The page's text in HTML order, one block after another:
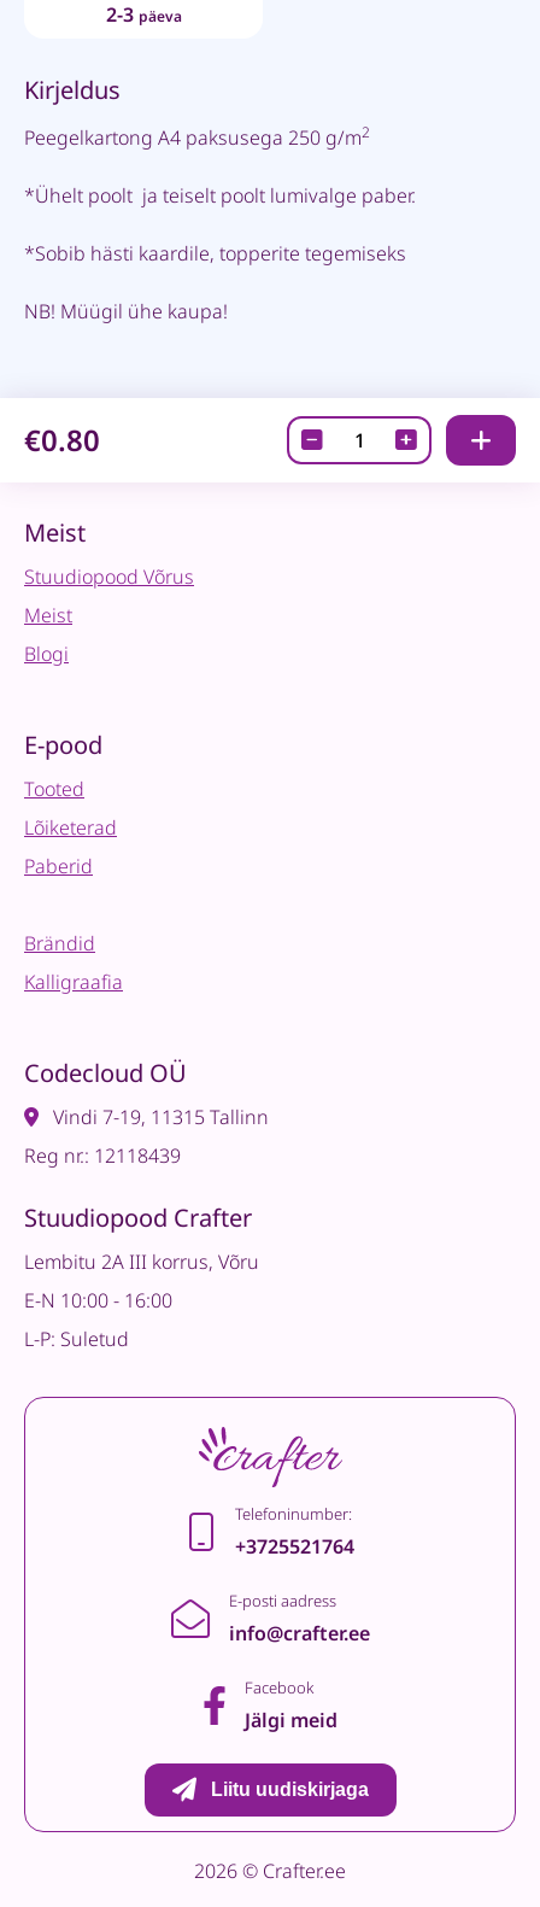
2-3 päeva
Kirjeldus
Peegelkartong A4 paksusega 250 g/m2
*Ühelt poolt ja teiselt poolt lumivalge paber.
*Sobib hästi kaardile, topperite tegemiseks
NB! Müügil ühe kaupa!
€0.80
Peegelkartong-
Bejeweled
Meist
Stuudiopood Võrus
Meist
Blogi
E-pood
Tooted
Lõiketerad
Paberid
Brändid
Kalligraafia
Codecloud OÜ
Vindi 7-19, 11315 Tallinn
Reg nr.: 12118439
Stuudiopood Crafter
Lembitu 2A III korrus, Võru
E-N 10:00 - 16:00
L-P: Suletud
Telefoninumber:
+3725521764
E-posti aadress
info@crafter.ee
Facebook
Jälgi meid
Liitu uudiskirjaga
2026 © Crafter.ee